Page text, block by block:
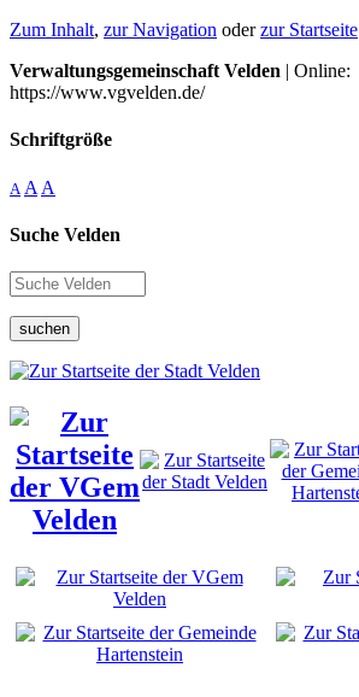
Zum Inhalt, zur Navigation oderzur Startseite
Verwaltungsgemeinschaft Velden | Online:
https://www.vgvelden.de/
Schriftgröße
A A A
Suche Velden
suchen